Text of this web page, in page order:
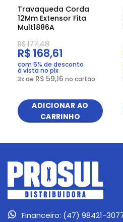
Travaqueda Corda
12Mm Extensor Fita
Mult1886A
3x de R$ 59,16 no cartão
R$177,48
R$ 168,61
com 5% de desconto
à vista no pix
ADICIONAR AO
CARRINHO
Financeiro: (47) 98421-